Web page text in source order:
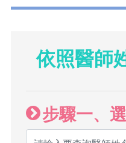
依照醫師
步驟一、